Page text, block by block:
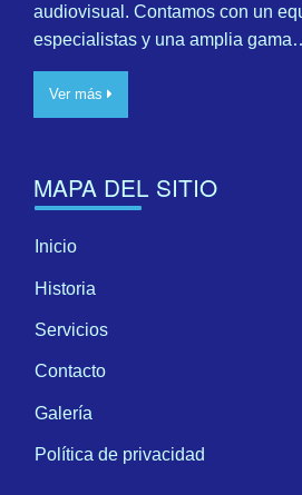
audiovisual. Contamos con un
especialistas y una amplia
Ver más
MAPA DEL SITIO
Inicio
Historia
Servicios
Contacto
Galería
Política de privacidad